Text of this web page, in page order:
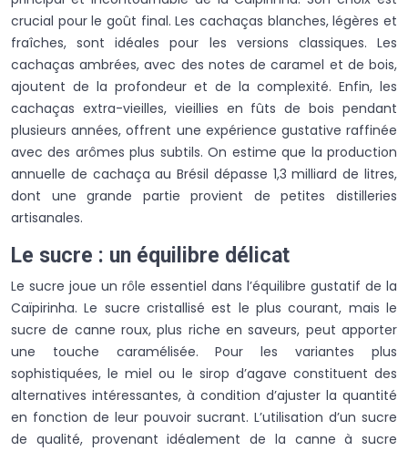
crucial pour le goût final. Les cachaças blanches, légères et
fraîches, sont idéales pour les versions classiques. Les
cachaças ambrées, avec des notes de caramel et de bois,
ajoutent de la profondeur et de la complexité. Enfin, les
cachaças extra-vieilles, vieillies en fûts de bois pendant
plusieurs années, offrent une expérience gustative raffinée
avec des arômes plus subtils. On estime que la production
annuelle de cachaça au Brésil dépasse 1,3 milliard de litres,
dont une grande partie provient de petites distilleries
artisanales.
Le sucre : un équilibre délicat
Le sucre joue un rôle essentiel dans l’équilibre gustatif de la
Caïpirinha. Le sucre cristallisé est le plus courant, mais le
sucre de canne roux, plus riche en saveurs, peut apporter
une touche caramélisée. Pour les variantes plus
sophistiquées, le miel ou le sirop d’agave constituent des
alternatives intéressantes, à condition d’ajuster la quantité
en fonction de leur pouvoir sucrant. L’utilisation d’un sucre
de qualité, provenant idéalement de la canne à sucre